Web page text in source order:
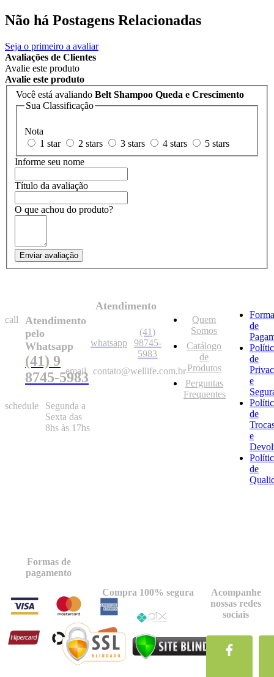
Não há Postagens Relacionadas
Seja o primeiro a avaliar
Avaliações de Clientes
Avalie este produto
Avalie este produto
Você está avaliando Belt Shampoo Queda e Crescimento
Sua Classificação
Nota
1 star
2 stars 3 stars 4 stars
5 stars
Informe seu nome
Título da avaliação
O que achou do produto?
Enviar avaliação
call
Atendimento
pelo
Whatsapp
(41) 9
8745-5983
schedule
Segunda a
Sexta das
8hs às 17hs
Atendimento
whatsapp
(41)
98745-
5983
email
contato@wellife.com.br
Quem
Somos
Catálogo
de
Produtos
Perguntas
Frequentes
de
de
e
de
e
de
Formas de
pagamento
Compra 100% segura
Acompanhe
nossas redes
sociais